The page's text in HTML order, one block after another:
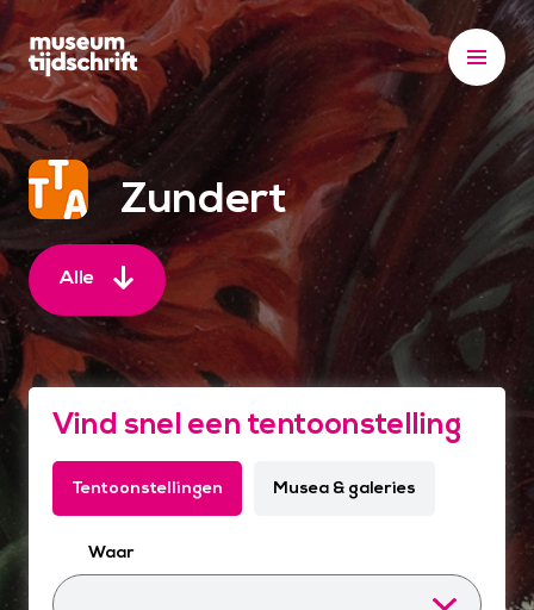
S
k
i
p
t
o
o
n
t
n
t
Zundert
Alle
Vind snel een tentoonstelling
Tentoonstellingen Musea & galeries
Waar